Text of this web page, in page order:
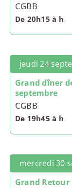
CGBB
De 20h15 à h
jeudi 24
Grand dîner
septembre
CGBB
De 19h45 à h
mercredi 30
Grand Retour